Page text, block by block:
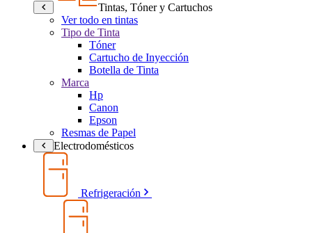
Tintas, Tóner y Cartuchos
Ver todo en tintas
Tipo de Tinta
Tóner
Cartucho de Inyección
Botella de Tinta
Marca
Hp
Canon
Epson
Resmas de Papel
Electrodomésticos
Refrigeración